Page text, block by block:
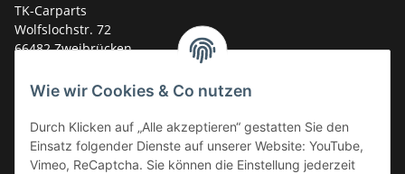
Wie wir Cookies & Co nutzen
Durch Klicken auf „Alle akzeptieren“ gestatten Sie den
Einsatz folgender Dienste auf unserer Website: YouTube,
Vimeo, ReCaptcha. Sie können die Einstellung jederzeit
TK-Carparts
Wolfslochstr. 72
66482 Zweibrücken
Service-Hotline +49 (0)6332 - 48 58 48
E-Mail:mail@tk-carparts.de
Montag-Donnerstag von 13 bis 16 Uhr